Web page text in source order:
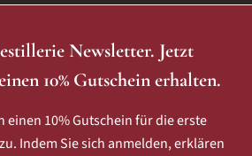
Newsletter. Jetzt
10% Gutschein erhalten.
einen 10% Gutschein für die erste
Indem Sie sich anmelden, erklären